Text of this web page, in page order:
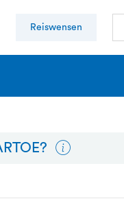
Reiswensen